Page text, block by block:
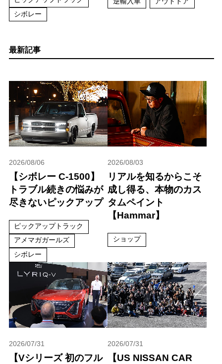
シボレー
最新記事
2026/08/06
【シボレー C-1500】
トラブル続きの悩みが
尽きないピックアップ
ピックアップトラック
アメマガガールズ
シボレー
2026/08/03
リアルを知るからこそ
成し得る、本物のカス
タムペイント
【Hammar】
ショップ
2026/07/31
【Vシリーズ 初のフル
2026/07/31
【US NISSAN CAR